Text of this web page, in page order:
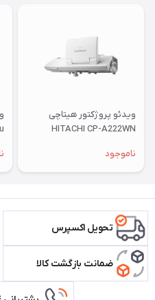
ویدئو پروژکتور هیتاچی
HITACHI CP-A222WN
ناموجود
تحویل اکسپرس
ضمانت بازگشت کالا